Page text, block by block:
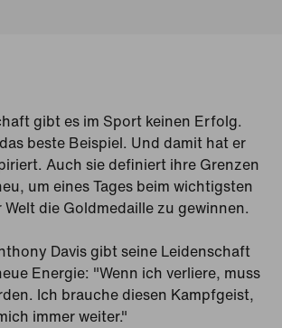
gibt es im Sport keinen Erfolg.
beste Beispiel. Und damit hat er
Auch sie definiert ihre Grenzen
um eines Tages beim wichtigsten
die Goldmedaille zu gewinnen.
Davis gibt seine Leidenschaft
Energie: "Wenn ich verliere, muss
Ich brauche diesen Kampfgeist,
immer weiter."